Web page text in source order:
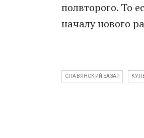
полвторого. То
началу нового
СЛАВЯНСКИЙ БАЗАР